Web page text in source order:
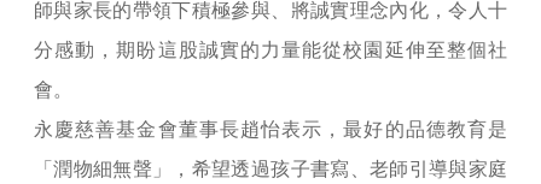
師與家長的帶領下積極參與、將誠實理念內化，令人十
分感動，期盼這股誠實的力量能從校園延伸至整個社
會。
永慶慈善基金會董事長趙怡表示，最好的品德教育是
「潤物細無聲」，希望透過孩子書寫、老師引導與家庭